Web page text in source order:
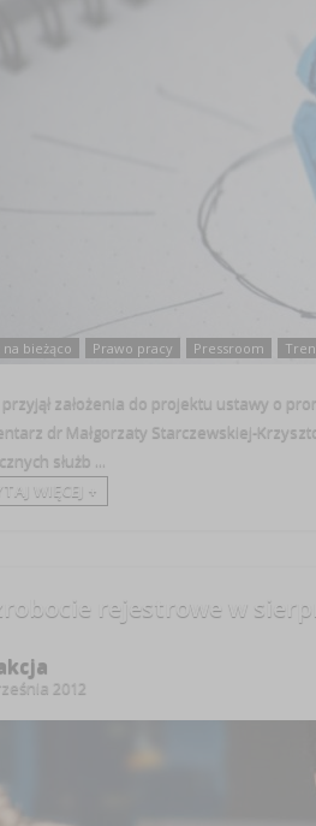
na bieżąco Prawo pracy Pressroom
przyjął założenia do projektu ustawy o
dr Małgorzaty Starczewskiej-
służb ...
WIĘCEJ +
rejestrowe w
2012